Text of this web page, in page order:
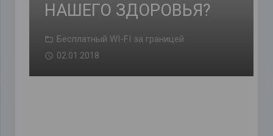
НАШЕГО ЗДОРОВЬЯ?
Бесплатный WI-FI за границей
02.01.2018